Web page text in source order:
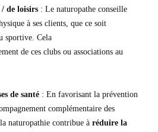
/ de loisirs : Le naturopathe conseille
à ses clients, que ce soit
sportive. Cela
de ces clubs ou associations au
de santé : En favorisant la prévention
complémentaire des
naturopathie contribue à réduire la